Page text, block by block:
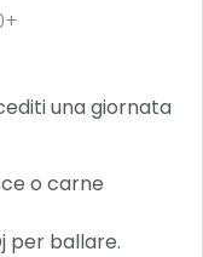
una giornata
o carne
per ballare.